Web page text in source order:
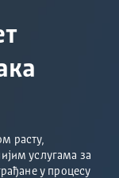
расту,
услугама за
у процесу